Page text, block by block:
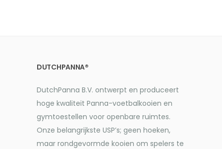
DUTCHPANNA®
DutchPanna B.V. ontwerpt en produceert
hoge kwaliteit Panna-voetbalkooien en
gymtoestellen voor openbare ruimtes.
Onze belangrijkste USP’s; geen hoeken,
maar rondgevormde kooien om spelers te